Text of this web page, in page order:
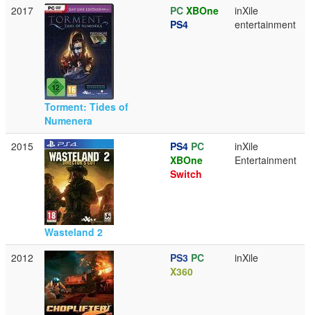
2017
Torment: Tides of
Numenera
PC XBOne
PS4
inXile
entertainment
2015
Wasteland 2
PS4 PC
XBOne
Switch
inXile
Entertainment
2012 PS3 PC
X360
inXile